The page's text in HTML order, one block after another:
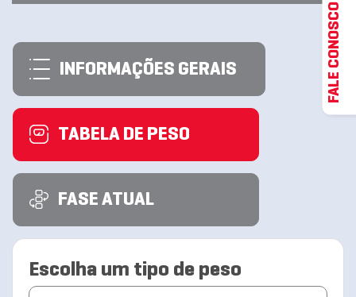
INFORMAÇÕES GERAIS
TABELA DE PESO
FASE ATUAL
Escolha um tipo de peso
FALE CONOSCO